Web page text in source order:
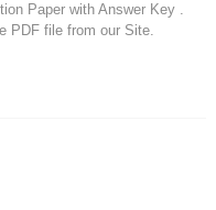
Paper with Answer Key .
PDF file from our Site.